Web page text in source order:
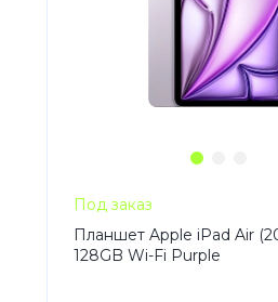
Под заказ
Планшет Apple iPad Air
128GB Wi-Fi Purple